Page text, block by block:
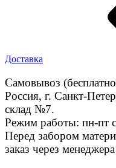
Доставка
Самовывоз
Россия, г. Санкт-
склад №7.
Режим работы: пн-пт
Перед забором
заказ через